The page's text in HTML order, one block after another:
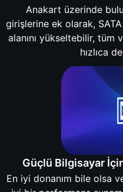
Anakart üzerinde
girişlerine ek olarak,
alanını yükseltebilir, tüm
hızlıca
Güçlü Bilgisayar
En iyi donanım bile olsa